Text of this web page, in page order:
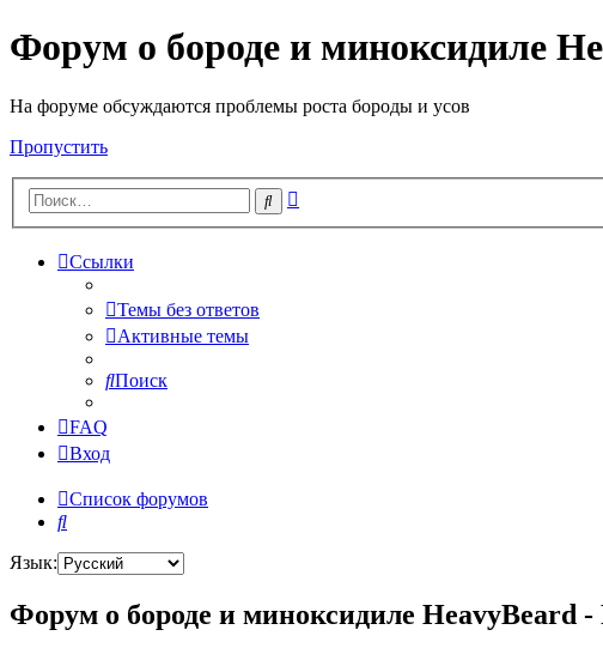
Форум о бороде и миноксидиле
На форуме обсуждаются проблемы роста бороды и усов
Пропустить
Поиск
Ссылки
Темы без ответов
Активные темы
Поиск
FAQ
Вход
Список форумов
Поиск
Язык:
Форум о бороде и миноксидиле HeavyBeard -